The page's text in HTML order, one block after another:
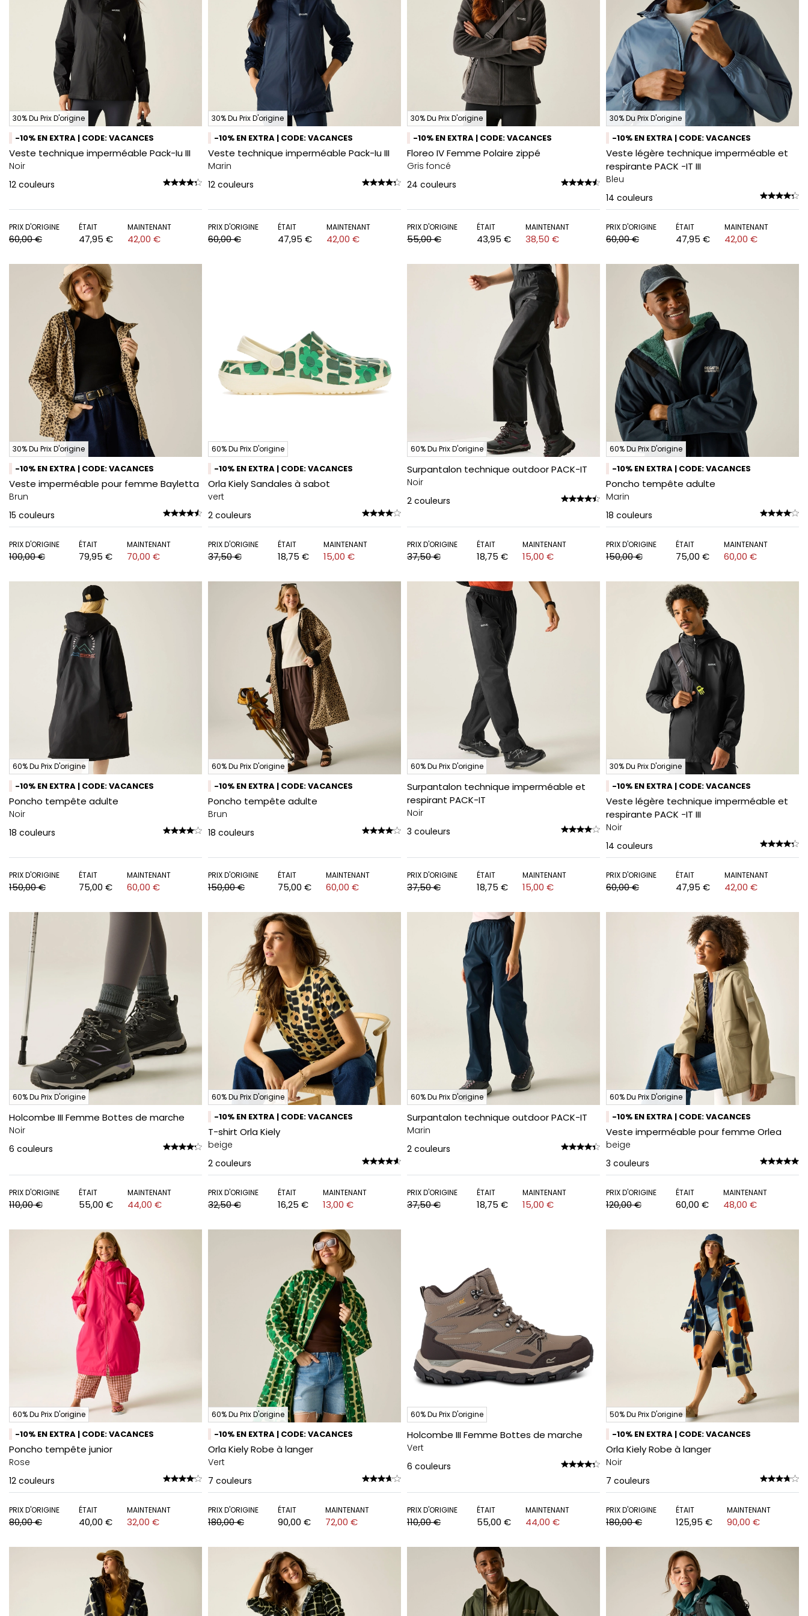
30% Du Prix D'origine
-10% EN EXTRA | CODE: VACANCES
Veste technique imperméable Pack-Iu III
Noir
12 couleurs
PRIX D'ORIGINE
60,00 €
ÉTAIT
47,95 €
MAINTENANT
42,00 €
30% Du Prix D'origine
-10% EN EXTRA | CODE: VACANCES
Veste technique imperméable Pack-Iu III
Marin
12 couleurs
PRIX D'ORIGINE
60,00 €
ÉTAIT
47,95 €
MAINTENANT
42,00 €
30% Du Prix D'origine
-10% EN EXTRA | CODE: VACANCES
Floreo IV Femme Polaire zippé
Gris foncé
24 couleurs
PRIX D'ORIGINE
55,00 €
ÉTAIT
43,95 €
MAINTENANT
38,50 €
30% Du Prix D'origine
-10% EN EXTRA | CODE: VACANCES
Veste légère technique imperméable et
respirante PACK -IT III
Bleu
14 couleurs
PRIX D'ORIGINE
60,00 €
ÉTAIT
47,95 €
MAINTENANT
42,00 €
30% Du Prix D'origine
-10% EN EXTRA | CODE: VACANCES
Veste imperméable pour femme Bayletta
Brun
15 couleurs
PRIX D'ORIGINE
100,00 €
ÉTAIT
79,95 €
MAINTENANT
70,00 €
60% Du Prix D'origine
-10% EN EXTRA | CODE: VACANCES
Orla Kiely Sandales à sabot
vert
2 couleurs
PRIX D'ORIGINE
37,50 €
ÉTAIT
18,75 €
MAINTENANT
15,00 €
60% Du Prix D'origine
Surpantalon technique outdoor PACK-IT
Noir
2 couleurs
PRIX D'ORIGINE
37,50 €
ÉTAIT
18,75 €
MAINTENANT
15,00 €
60% Du Prix D'origine
-10% EN EXTRA | CODE: VACANCES
Poncho tempête adulte
Marin
18 couleurs
PRIX D'ORIGINE
150,00 €
ÉTAIT
75,00 €
MAINTENANT
60,00 €
60% Du Prix D'origine
-10% EN EXTRA | CODE: VACANCES
Poncho tempête adulte
Noir
18 couleurs
PRIX D'ORIGINE
150,00 €
ÉTAIT
75,00 €
MAINTENANT
60,00 €
60% Du Prix D'origine
-10% EN EXTRA | CODE: VACANCES
Poncho tempête adulte
Brun
18 couleurs
PRIX D'ORIGINE
150,00 €
ÉTAIT
75,00 €
MAINTENANT
60,00 €
60% Du Prix D'origine
Surpantalon technique imperméable et
respirant PACK-IT
Noir
3 couleurs
PRIX D'ORIGINE
37,50 €
ÉTAIT
18,75 €
MAINTENANT
15,00 €
30% Du Prix D'origine
-10% EN EXTRA | CODE: VACANCES
Veste légère technique imperméable et
respirante PACK -IT III
Noir
14 couleurs
PRIX D'ORIGINE
60,00 €
ÉTAIT
47,95 €
MAINTENANT
42,00 €
60% Du Prix D'origine
Holcombe III Femme Bottes de marche
Noir
6 couleurs
PRIX D'ORIGINE
110,00 €
ÉTAIT
55,00 €
MAINTENANT
44,00 €
60% Du Prix D'origine
-10% EN EXTRA | CODE: VACANCES
T-shirt Orla Kiely
beige
2 couleurs
PRIX D'ORIGINE
32,50 €
ÉTAIT
16,25 €
MAINTENANT
13,00 €
60% Du Prix D'origine
Surpantalon technique outdoor PACK-IT
Marin
2 couleurs
PRIX D'ORIGINE
37,50 €
ÉTAIT
18,75 €
MAINTENANT
15,00 €
60% Du Prix D'origine
-10% EN EXTRA | CODE: VACANCES
Veste imperméable pour femme Orlea
beige
3 couleurs
PRIX D'ORIGINE
120,00 €
ÉTAIT
60,00 €
MAINTENANT
48,00 €
60% Du Prix D'origine
-10% EN EXTRA | CODE: VACANCES
Poncho tempête junior
Rose
12 couleurs
PRIX D'ORIGINE
80,00 €
ÉTAIT
40,00 €
MAINTENANT
32,00 €
60% Du Prix D'origine
-10% EN EXTRA | CODE: VACANCES
Orla Kiely Robe à langer
Vert
7 couleurs
PRIX D'ORIGINE
180,00 €
ÉTAIT
90,00 €
MAINTENANT
72,00 €
60% Du Prix D'origine
Holcombe III Femme Bottes de marche
Vert
6 couleurs
PRIX D'ORIGINE
110,00 €
ÉTAIT
55,00 €
MAINTENANT
44,00 €
50% Du Prix D'origine
-10% EN EXTRA | CODE: VACANCES
Orla Kiely Robe à langer
Noir
7 couleurs
PRIX D'ORIGINE
180,00 €
ÉTAIT
125,95 €
MAINTENANT
90,00 €